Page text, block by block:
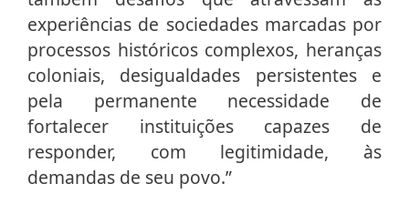
experiências de sociedades marcadas por
processos históricos complexos, heranças
coloniais, desigualdades persistentes e
pela permanente necessidade de
fortalecer instituições capazes de
responder, com legitimidade, às
demandas de seu povo.”